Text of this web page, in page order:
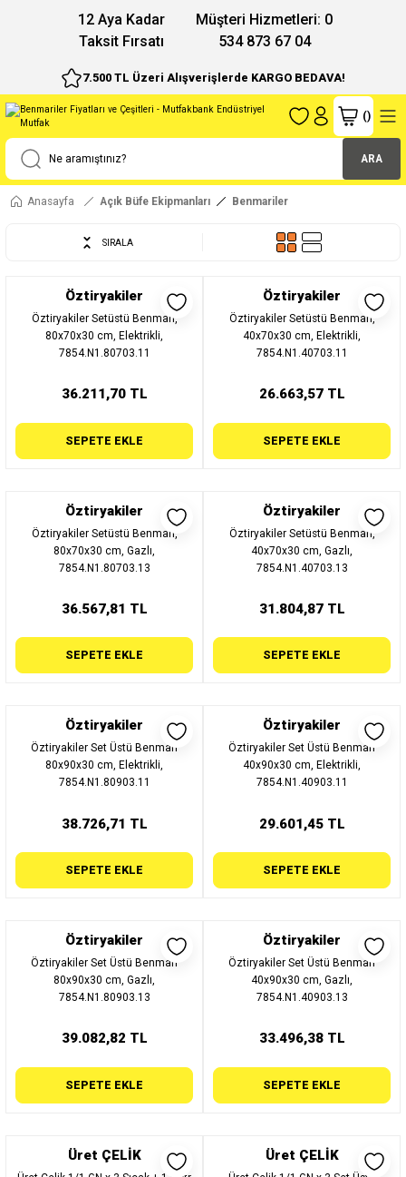
12 Aya Kadar
Taksit Fırsatı
Müşteri Hizmetleri: 0
534 873 67 04
7.500 TL Üzeri Alışverişlerde KARGO BEDAVA!
ARA
()
Anasayfa Açık Büfe Ekipmanları Benmariler
SIRALA
Öztiryakiler
Öztiryakiler Setüstü Benmari,
80x70x30 cm, Elektrikli,
7854.N1.80703.11
36.211,70 TL
SEPETE EKLE
Öztiryakiler
Öztiryakiler Setüstü Benmari,
40x70x30 cm, Elektrikli,
7854.N1.40703.11
26.663,57 TL
SEPETE EKLE
Öztiryakiler
Öztiryakiler Setüstü Benmari,
80x70x30 cm, Gazlı,
7854.N1.80703.13
36.567,81 TL
SEPETE EKLE
Öztiryakiler
Öztiryakiler Setüstü Benmari,
40x70x30 cm, Gazlı,
7854.N1.40703.13
31.804,87 TL
SEPETE EKLE
Öztiryakiler
Öztiryakiler Set Üstü Benmari
80x90x30 cm, Elektrikli,
7854.N1.80903.11
38.726,71 TL
SEPETE EKLE
Öztiryakiler
Öztiryakiler Set Üstü Benmari
40x90x30 cm, Elektrikli,
7854.N1.40903.11
29.601,45 TL
SEPETE EKLE
Öztiryakiler
Öztiryakiler Set Üstü Benmari
80x90x30 cm, Gazlı,
7854.N1.80903.13
39.082,82 TL
SEPETE EKLE
Öztiryakiler
Öztiryakiler Set Üstü Benmari
40x90x30 cm, Gazlı,
7854.N1.40903.13
33.496,38 TL
SEPETE EKLE
Üret ÇELİK Üret ÇELİK